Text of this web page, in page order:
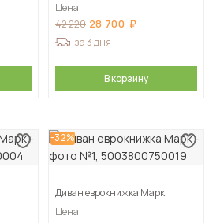
Цена
42 220 28 700
за 3 дня
В корзину
-32%
Диван еврокнижка Марк
Цена